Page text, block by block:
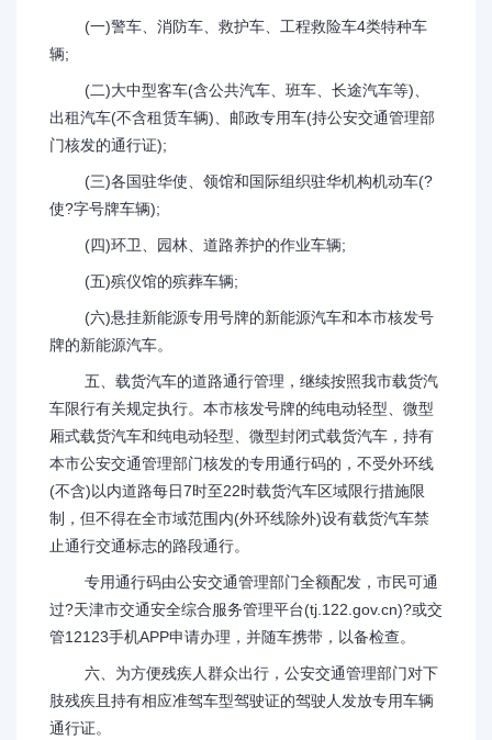
(一)警车、消防车、救护车、工程救险车4类特种车
辆;
(二)大中型客车(含公共汽车、班车、长途汽车等)、
出租汽车(不含租赁车辆)、邮政专用车(持公安交通管理部
门核发的通行证);
(三)各国驻华使、领馆和国际组织驻华机构机动车(?
使?字号牌车辆);
(四)环卫、园林、道路养护的作业车辆;
(五)殡仪馆的殡葬车辆;
(六)悬挂新能源专用号牌的新能源汽车和本市核发号
牌的新能源汽车。
五、载货汽车的道路通行管理，继续按照我市载货汽
车限行有关规定执行。本市核发号牌的纯电动轻型、微型
厢式载货汽车和纯电动轻型、微型封闭式载货汽车，持有
本市公安交通管理部门核发的专用通行码的，不受外环线
(不含)以内道路每日7时至22时载货汽车区域限行措施限
制，但不得在全市域范围内(外环线除外)设有载货汽车禁
止通行交通标志的路段通行。
专用通行码由公安交通管理部门全额配发，市民可通
过?天津市交通安全综合服务管理平台(tj.122.gov.cn)?或交
管12123手机APP申请办理，并随车携带，以备检查。
六、为方便残疾人群众出行，公安交通管理部门对下
肢残疾且持有相应准驾车型驾驶证的驾驶人发放专用车辆
通行证。